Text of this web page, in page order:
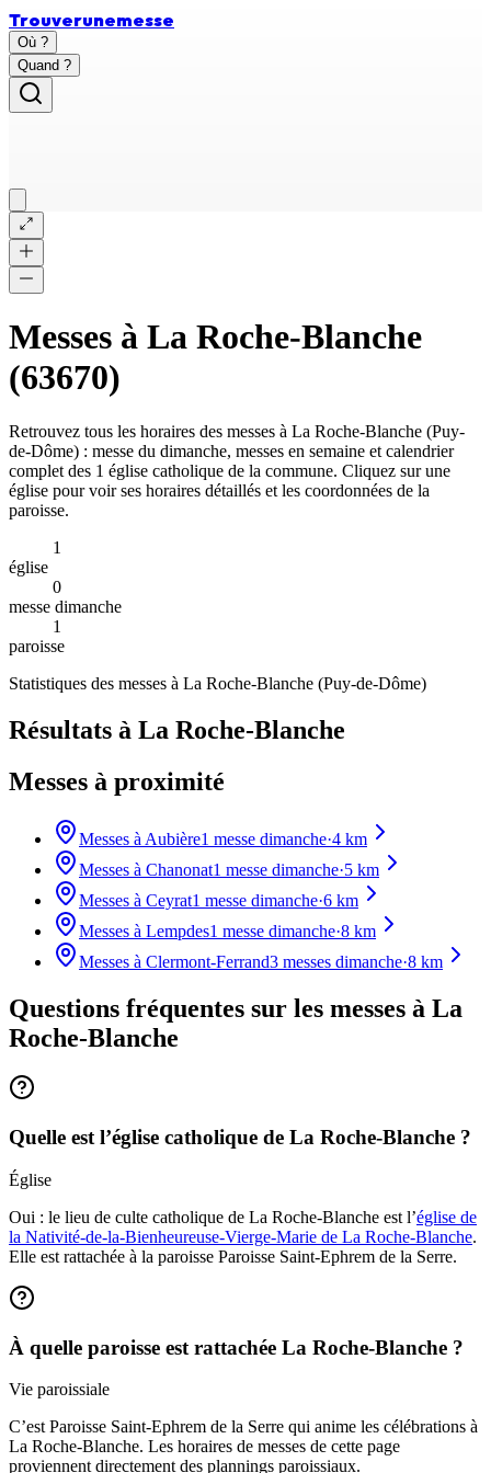
Trouverunemesse
Où ?
Quand ?
Messes à La Roche-Blanche
(63670)
Retrouvez tous les horaires des messes à La Roche-Blanche (Puy-
de-Dôme) : messe du dimanche, messes en semaine et calendrier
complet des 1 église catholique de la commune. Cliquez sur une
église pour voir ses horaires détaillés et les coordonnées de la
paroisse.
1
église
0
messe dimanche
1
paroisse
Statistiques des messes à La Roche-Blanche (Puy-de-Dôme)
Résultats à La Roche-Blanche
Messes à proximité
Messes à Aubière1 messe dimanche·4 km
Messes à Chanonat1 messe dimanche·5 km
Messes à Ceyrat1 messe dimanche·6 km
Messes à Lempdes1 messe dimanche·8 km
Messes à Clermont-Ferrand3 messes dimanche·8 km
Questions fréquentes sur les messes à La
Roche-Blanche
Quelle est l’église catholique de La Roche-Blanche ?
Église
Oui : le lieu de culte catholique de La Roche-Blanche est l’église de
la Nativité-de-la-Bienheureuse-Vierge-Marie de La Roche-Blanche.
Elle est rattachée à la paroisse Paroisse Saint-Ephrem de la Serre.
À quelle paroisse est rattachée La Roche-Blanche ?
Vie paroissiale
C’est Paroisse Saint-Ephrem de la Serre qui anime les célébrations à
La Roche-Blanche. Les horaires de messes de cette page
proviennent directement des plannings paroissiaux.